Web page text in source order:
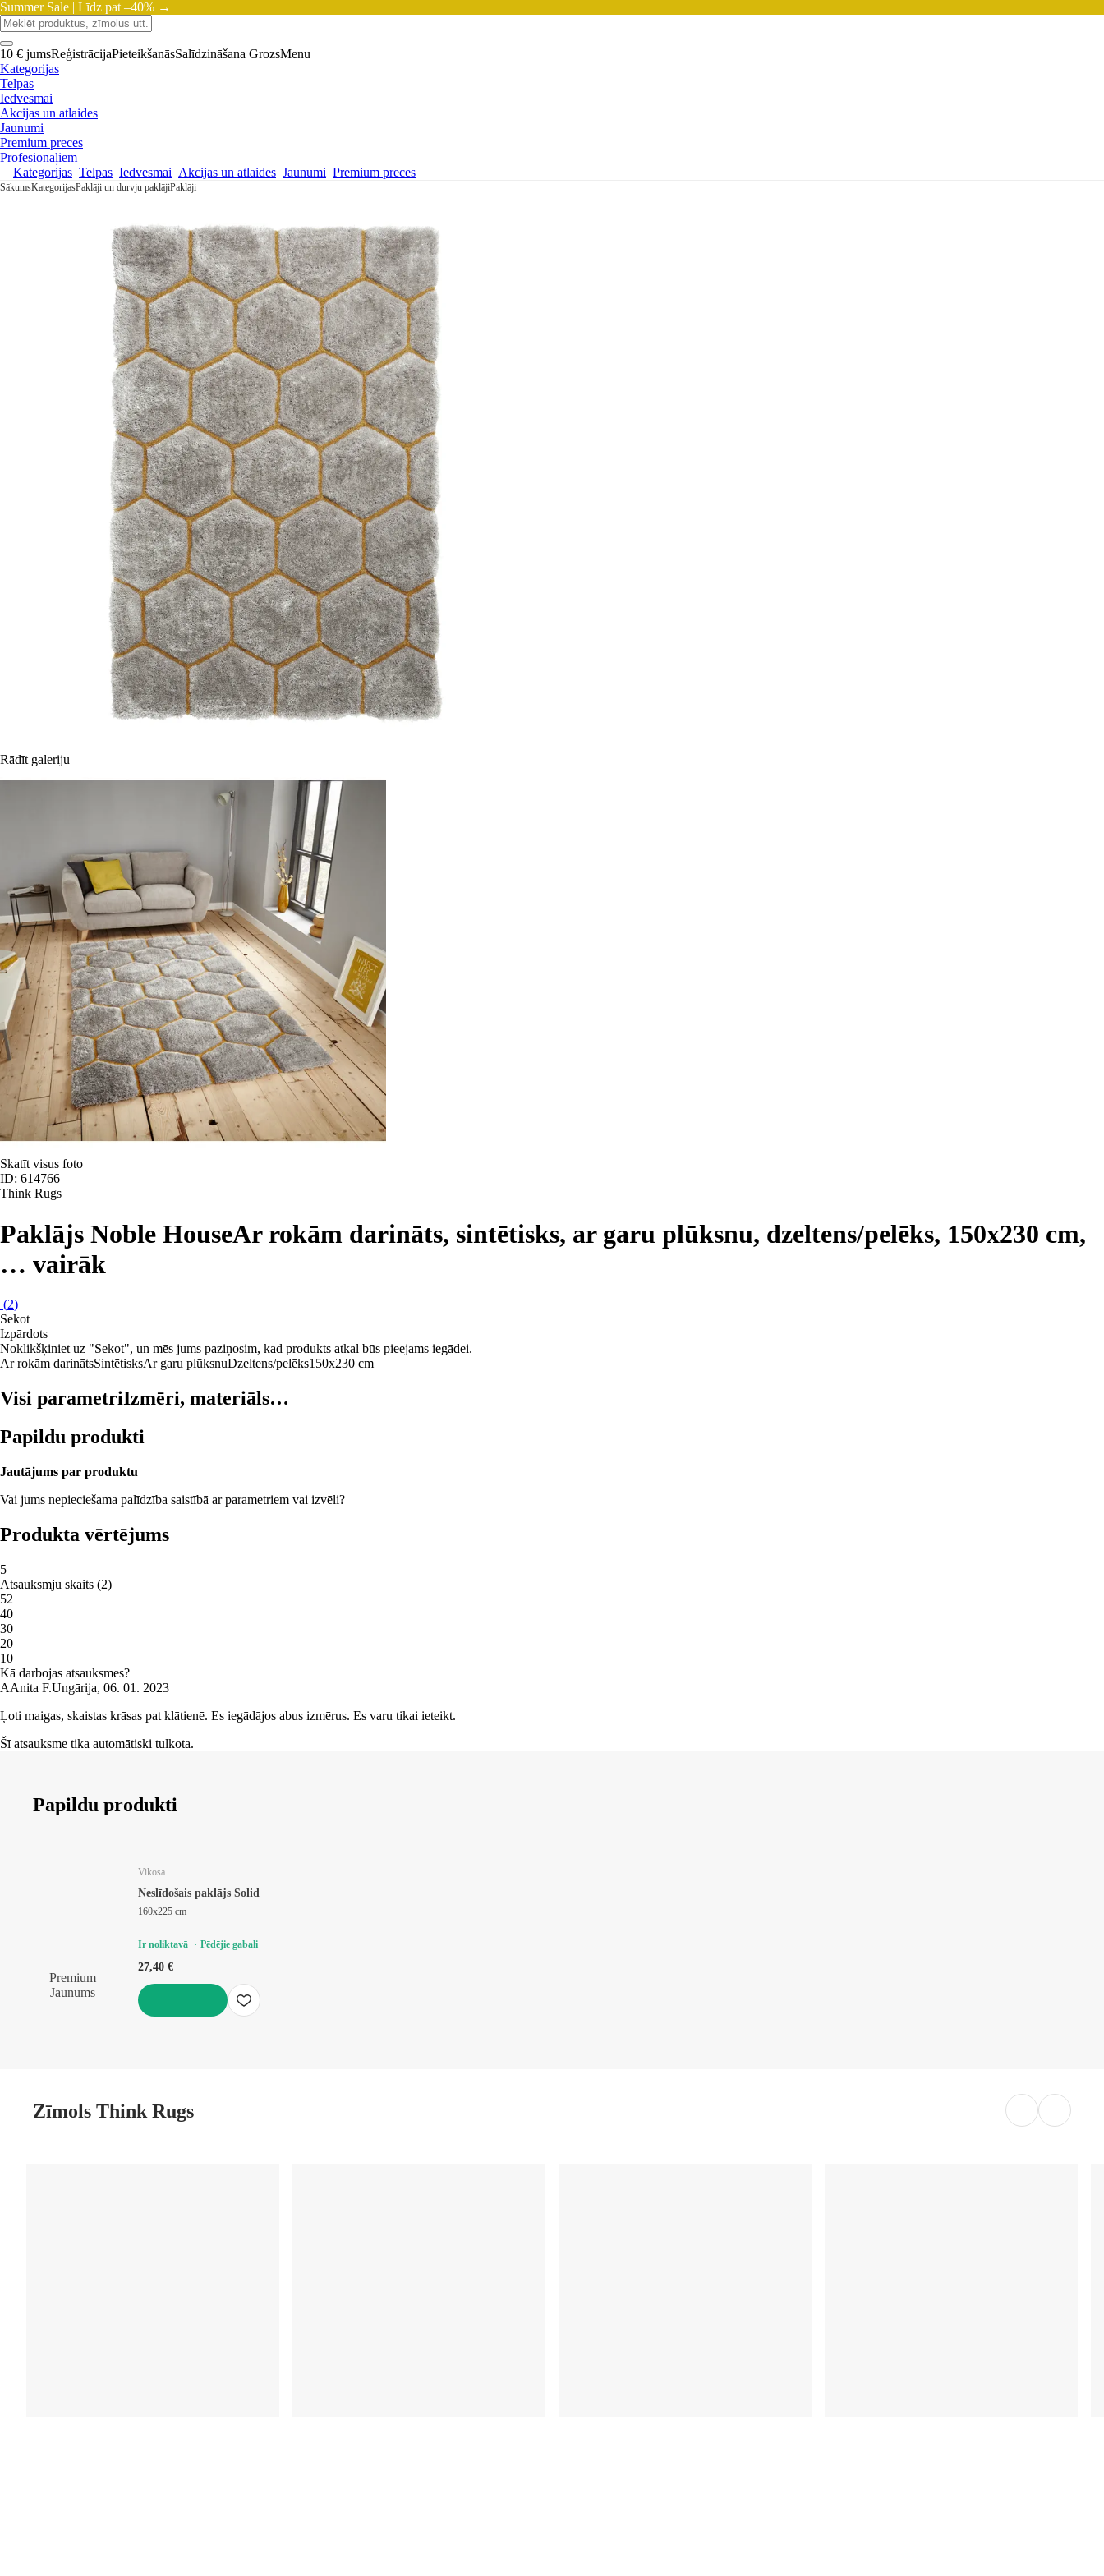
Summer Sale | Līdz pat –40% →
10 € jumsReģistrācijaPieteikšanāsSalīdzināšana GrozsMenu
Kategorijas
Telpas
Iedvesmai
Akcijas un atlaides
Jaunumi
Premium preces
Profesionāļiem
Kategorijas Telpas Iedvesmai Akcijas un atlaides Jaunumi Premium preces
SākumsKategorijasPaklāji un durvju paklājiPaklāji
Rādīt galeriju
Skatīt visus foto
ID: 614766
Think Rugs
Paklājs Noble HouseAr rokām darināts, sintētisks, ar garu plūksnu, dzeltens/pelēks, 150x230 cm,
… vairāk
(2)
Sekot
Izpārdots
Noklikšķiniet uz "Sekot", un mēs jums paziņosim, kad produkts atkal būs pieejams iegādei.
Ar rokām darinātsSintētisksAr garu plūksnuDzeltens/pelēks150x230 cm
Visi parametriIzmēri, materiāls…
Papildu produkti
Jautājums par produktu
Vai jums nepieciešama palīdzība saistībā ar parametriem vai izvēli?
Produkta vērtējums
5
Atsauksmju skaits (2)
52
40
30
20
10
Kā darbojas atsauksmes?
AAnita F.Ungārija, 06. 01. 2023
Ļoti maigas, skaistas krāsas pat klātienē. Es iegādājos abus izmērus. Es varu tikai ieteikt.
Šī atsauksme tika automātiski tulkota.
Papildu produkti
Premium
Jaunums
Vikosa
Neslīdošais paklājs Solid
160x225 cm
Ir noliktavā Pēdējie gabali
27,40 €
Zīmols Think Rugs